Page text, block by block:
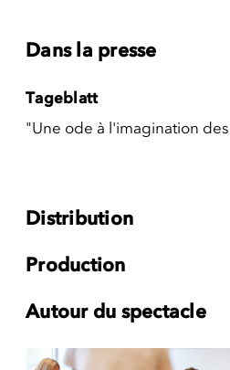
Dans la presse
Tageblatt
"Une ode à l'imagination
Distribution
Production
Autour du spectacle